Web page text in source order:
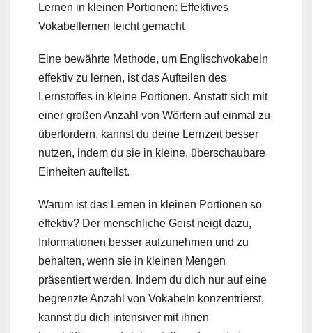
Lernen in kleinen Portionen: Effektives
Vokabellernen leicht gemacht
Eine bewährte Methode, um Englischvokabeln
effektiv zu lernen, ist das Aufteilen des
Lernstoffes in kleine Portionen. Anstatt sich mit
einer großen Anzahl von Wörtern auf einmal zu
überfordern, kannst du deine Lernzeit besser
nutzen, indem du sie in kleine, überschaubare
Einheiten aufteilst.
Warum ist das Lernen in kleinen Portionen so
effektiv? Der menschliche Geist neigt dazu,
Informationen besser aufzunehmen und zu
behalten, wenn sie in kleinen Mengen
präsentiert werden. Indem du dich nur auf eine
begrenzte Anzahl von Vokabeln konzentrierst,
kannst du dich intensiver mit ihnen